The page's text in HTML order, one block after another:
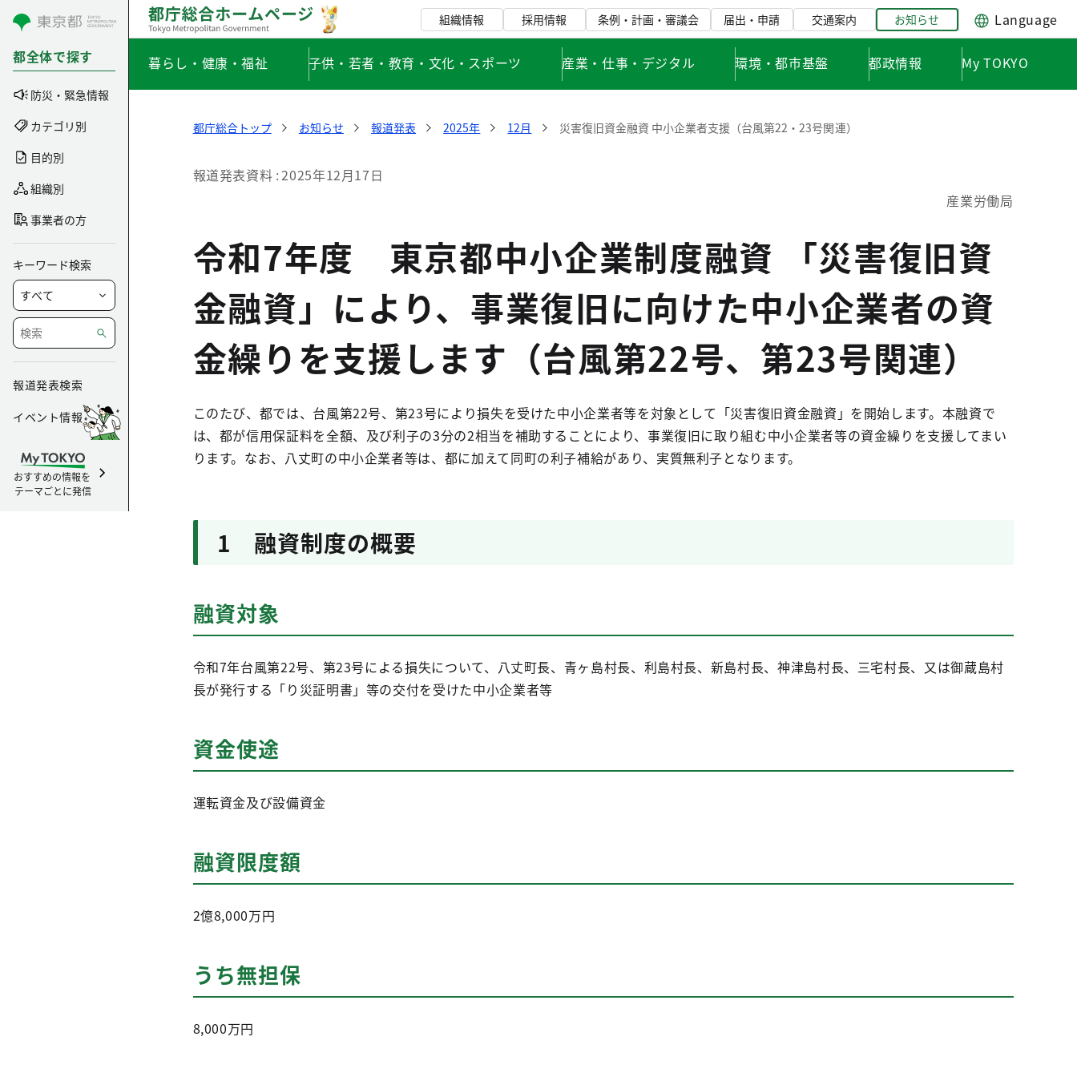
コンテンツにスキップ
都全体で探す
防災・緊急情報
カテゴリ別
目的別
組織別
事業者の方
キーワード検索
報道発表検索
イベント情報
おすすめの情報を
テーマごとに発信
組織情報 採用情報 条例・計画・審議会 届出・申請 交通案内 お知らせ Language
暮らし・健康・福祉 子供・若者・教育・文化・スポーツ 産業・仕事・デジタル 環境・都市基盤 都政情報 My TOKYO
都庁総合トップ お知らせ 報道発表 2025年 12月 災害復旧資金融資 中小企業者支援（台風第22・23号関連）
報道発表資料 2025年12月17日
産業労働局
令和7年度 東京都中小企業制度融資 「災害復旧資
金融資」により、事業復旧に向けた中小企業者の資
金繰りを支援します（台風第22号、第23号関連）
このたび、都では、台風第22号、第23号により損失を受けた中小企業者等を対象として「災害復旧資金融資」を開始します。本融資で
は、都が信用保証料を全額、及び利子の3分の2相当を補助することにより、事業復旧に取り組む中小企業者等の資金繰りを支援してまい
ります。なお、八丈町の中小企業者等は、都に加えて同町の利子補給があり、実質無利子となります。
1 融資制度の概要
融資対象
令和7年台風第22号、第23号による損失について、八丈町長、青ヶ島村長、利島村長、新島村長、神津島村長、三宅村長、又は御蔵島村
長が発行する「り災証明書」等の交付を受けた中小企業者等
資金使途
運転資金及び設備資金
融資限度額
2億8,000万円
うち無担保
8,000万円